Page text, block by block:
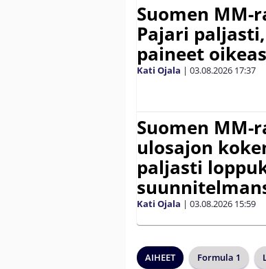
Suomen
Pajari
paineet
Kati Ojala | 03.08.2026 17:37
Suomen MM-
ulosajon
paljasti
Kati Ojala | 03.08.2026 15:59
AIHEET Formula 1